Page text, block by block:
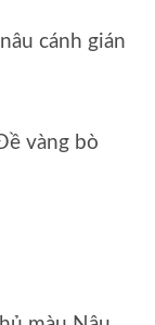
cánh gián
vàng bò